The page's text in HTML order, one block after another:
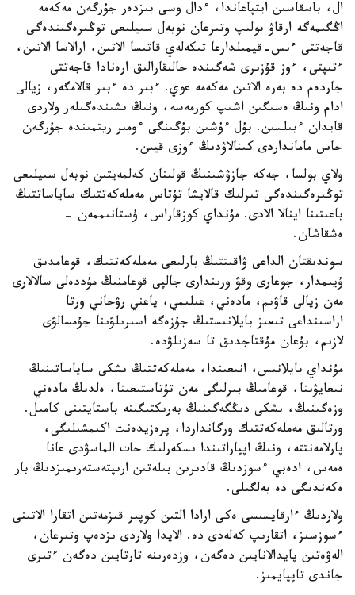
ال، باسقاسىن ايتپاعاندا، ءدال وسى بىزدەر جۇرگەن مەكەمە
اڭگىمەگە ارقاۋ بولىپ وتىرعان نوبەل سىيلىعى توڭىرەگىندەگى
قاجەتتى ءىس-قيمىلدارعا تىكەلەي قاتىسا الاتىن، ارالاسا الاتىن،
ءتىپتى، ءوز قۇزىرى شەگىندە حالىقارالىق ارەنادا قاجەتتى
جاردەم دە بەرە الاتىن مەكەمە عوي. ءبىر دە ءبىر قالامگەر، زيالى
ادام ونىڭ ەسىگىن اشىپ كورمەسە، ونىڭ ىشىندەگىلەر ولاردى
قايدان ءبىلسىن. بۇل ءۇشىن بۇگىنگى ءومىر ريتمىندە جۇرگەن
جاس مامانداردى كىنالاۋدىڭ ءوزى قيىن.
ولاي بولسا، جەكە جازۋشىنىڭ قولىنان كەلمەيتىن نوبەل سىيلىعى
توڭىرەگىندەگى تىرلىك قالايشا تۇتاس مەملەكەتتىك ساياساتتىڭ
باعىتىنا اينالا الادى. مۇنداي كوزقاراس، ۇستانىممەن -
ەشقاشان.
سوندىقتان الداعى ۋاقىتتىڭ بارلىعى مەملەكەتتىك، قوعامدىق
ۇيىمدار، جوعارى وقۋ ورىندارى جالپى قوعامنىڭ مۇددەلى سالالارى
مەن زيالى قاۋىم، مادەني، عىلىمي، ياعني رۋحاني ورتا
اراسىنداعى تىعىز بايلانىستىڭ جۇزەگە اسىرىلۋىنا جۇمسالۋى
لازىم، بۇعان مۇقتاجدىق تا سەزىلۋدە.
مۇنداي بايلانىس، انىعىندا، مەملەكەتتىڭ ىشكى ساياساتىنىڭ
نىعايۋىنا، قوعامىڭ بىرلىگى مەن تۇتاستىعىنا، ەلدىڭ مادەني
وزەگىنىڭ، ىشكى دىڭگەگىنىڭ بەرىكتىگىنە باستايتىنى كامىل.
ورتالىق مەملەكەتتىك ورگانداردا، پرەزيدەنت اكىمشىلىگى،
پارلامەنتتە، ونىڭ اپپاراتىندا ىسكەرلىك حات الماسۋدى عانا
ەمەس، ادەبي ءسوزدىڭ قادىرىن بىلەتىن ارىپتەستەرىمىزدىڭ بار
ەكەندىگى دە بەلگىلى.
ولاردىڭ ءارقايسىسى ەكى ارادا التىن كوپىر قىزمەتىن اتقارا الاتىنى
ءسوزسىز، اتقارىپ كەلەدى دە. الايدا ولاردى ىزدەپ وتىرعان،
الەۋەتىن پايدالانايىن دەگەن، وزدەرىنە تارتايىن دەگەن ءتىرى
جاندى تاپپايمىز.